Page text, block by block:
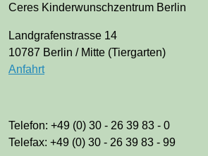
Ceres Kinderwunschzentrum Berlin
Landgrafenstrasse 14
10787 Berlin / Mitte (Tiergarten)
Anfahrt
Telefon: +49 (0) 30 - 26 39 83 - 0
Telefax: +49 (0) 30 - 26 39 83 - 99